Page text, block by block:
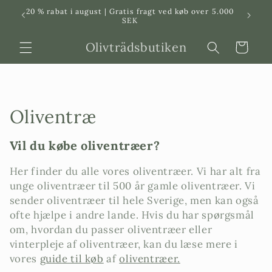
Svenska Dansk
20 % rabat i august | Gratis fragt ved køb over 5.000
SEK
Olivträdsbutiken Indkøbskurv
P
r
o
d
u
k
t
Oliventræ
Vil du købe oliventræer?
Her finder du alle vores oliventræer. Vi har alt fra
unge oliventræer til 500 år gamle oliventræer. Vi
sender oliventræer til hele Sverige, men kan også
ofte hjælpe i andre lande. Hvis du har spørgsmål
om, hvordan du passer oliventræer eller
vinterpleje af oliventræer, kan du læse mere i
vores guide til køb afoliventræer.